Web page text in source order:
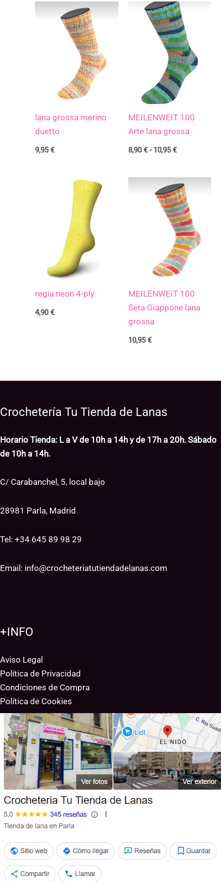
lana grossa merino
duetto
9,95€
MEILENWEIT 100
Arte lana grossa
8,90€ - 10,95€
Rango
de
precios:
desde
8,90 €
hasta
10,95 €
regia neon 4-ply
4,90€
MEILENWEIT 100
Seta Giappone lana
grossa
10,95€
Crochetería Tu Tienda de Lanas
Horario Tienda: L a V de 10h a 14h y de 17h a 20h. Sábado
de 10h a 14h.
C/ Carabanchel, 5, local bajo
28981 Parla, Madrid
Tel: +34 645 89 98 29
Email: info@crocheteriatutiendadelanas.com
+INFO
Aviso Legal
Política de Privacidad
Condiciones de Compra
Política de Cookies